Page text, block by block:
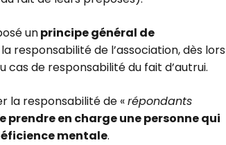
unprincipe général de
responsabilité de l’association, dès lors
de responsabilité du fait d’autrui.
la responsabilité de «répondants
en charge une personne qui
mentale.